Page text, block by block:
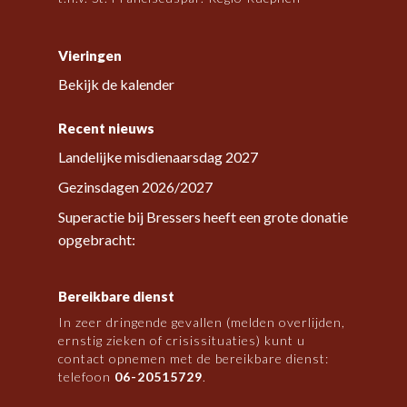
Vieringen
Bekijk de kalender
Recent nieuws
Landelijke misdienaarsdag 2027
Gezinsdagen 2026/2027
Superactie bij Bressers heeft een grote donatie
opgebracht:
Bereikbare dienst
In zeer dringende gevallen (melden overlijden,
ernstig zieken of crisissituaties) kunt u
contact opnemen met de bereikbare dienst:
telefoon 06-20515729.